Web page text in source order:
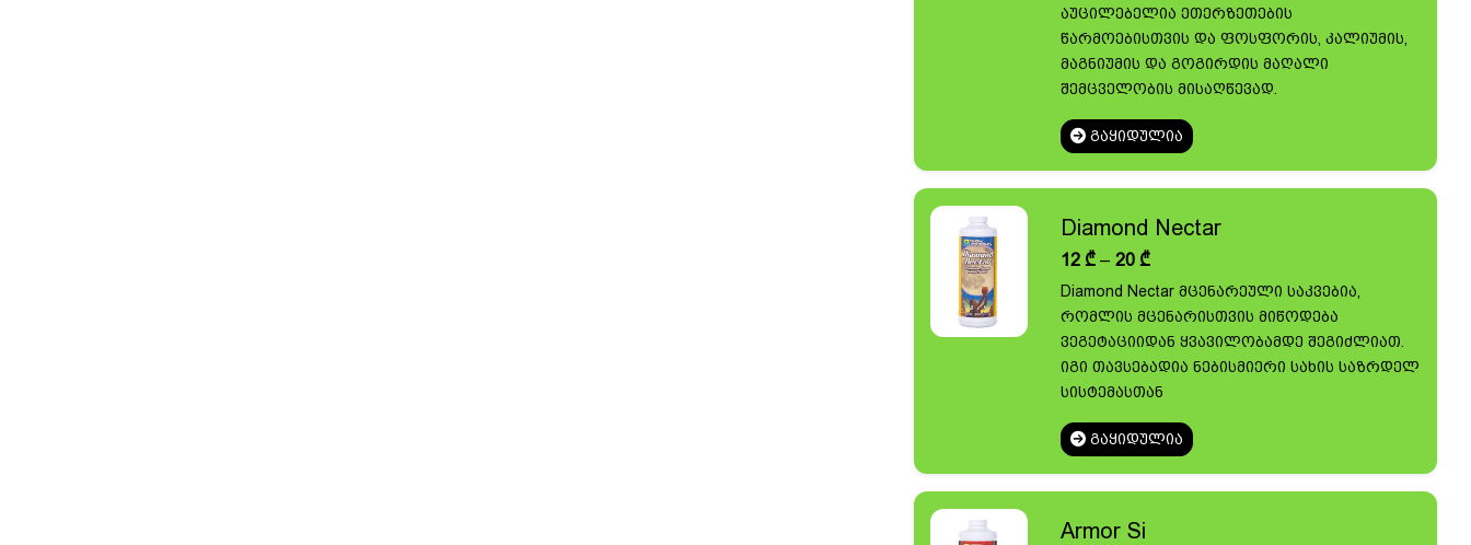
აუცილებელია ეთერზეთების
წარმოებისთვის და ფოსფორის, კალიუმის,
მაგნიუმის და გოგირდის მაღალი
შემცველობის მისაღწევად.
ᲒᲐᲧᲘᲓᲣᲚᲘᲐ
Diamond Nectar
12₾ – 20₾Price
range:
12 ₾
through
20 ₾
Diamond Nectar მცენარეული საკვებია,
რომლის მცენარისთვის მიწოდება
ვეგეტაციიდან ყვავილობამდე შეგიძლიათ.
იგი თავსებადია ნებისმიერი სახის საზრდელ
სისტემასთან
ᲒᲐᲧᲘᲓᲣᲚᲘᲐ
Armor Si